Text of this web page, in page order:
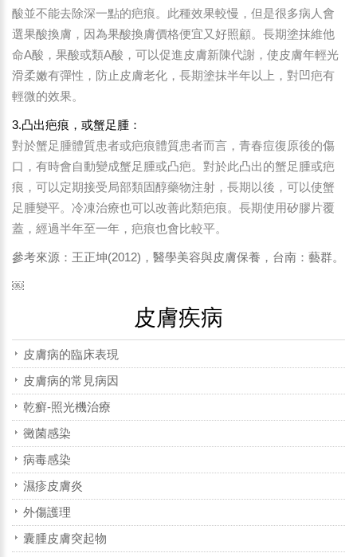
酸並不能去除深一點的疤痕。此種效果較慢，但是很多病人會
選果酸換膚，因為果酸換膚價格便宜又好照顧。長期塗抹維他
命A酸，果酸或類A酸，可以促進皮膚新陳代謝，使皮膚年輕光
滑柔嫩有彈性，防止皮膚老化，長期塗抹半年以上，對凹疤有
輕微的效果。
3.凸出疤痕，或蟹足腫：
對於蟹足腫體質患者或疤痕體質患者而言，青春痘復原後的傷
口，有時會自動變成蟹足腫或凸疤。對於此凸出的蟹足腫或疤
痕，可以定期接受局部類固醇藥物注射，長期以後，可以使蟹
足腫變平。冷凍治療也可以改善此類疤痕。長期使用矽膠片覆
蓋，經過半年至一年，疤痕也會比較平。
參考來源：王正坤(2012)，醫學美容與皮膚保養，台南：藝群。
￼
皮膚疾病
皮膚病的臨床表現
皮膚病的常見病因
乾癬-照光機治療
黴菌感染
病毒感染
濕疹皮膚炎
外傷護理
囊腫皮膚突起物